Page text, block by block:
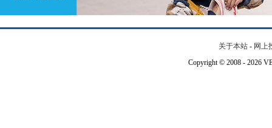
关于本站 - 网上
Copyright © 2008 - 2026